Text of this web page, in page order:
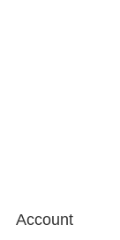
Account